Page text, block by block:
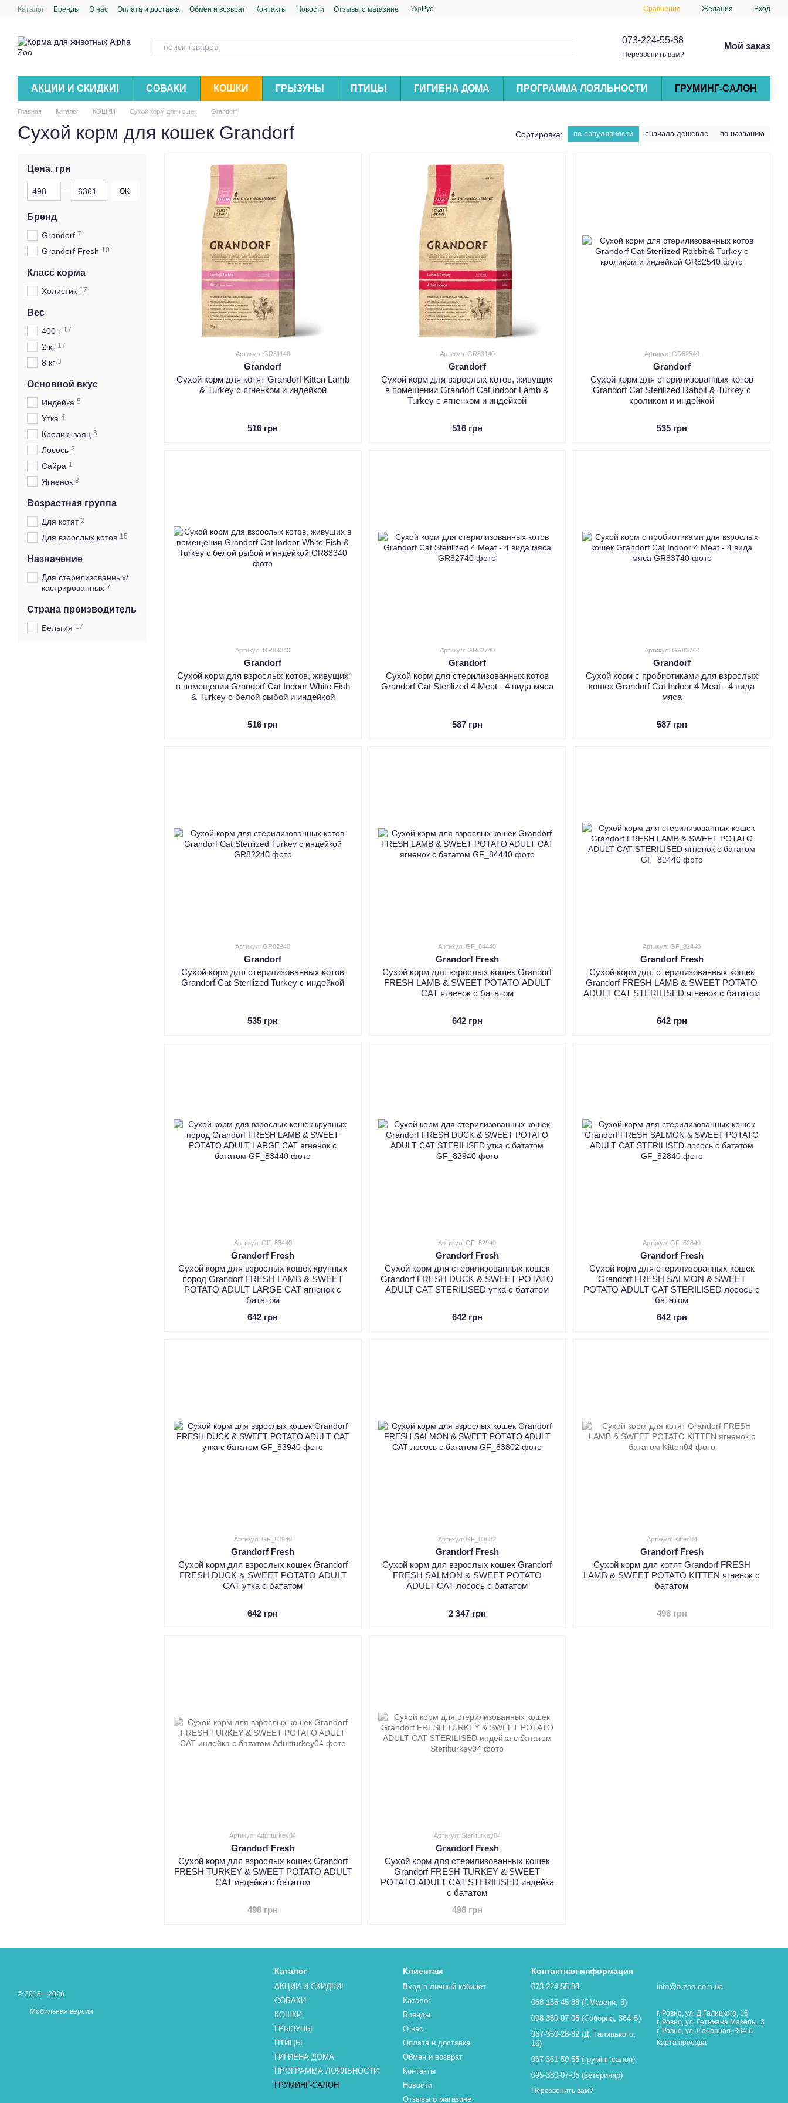
Перейти к основному контенту
Каталог Бренды О нас Оплата и доставка Обмен и возврат Контакты Новости Отзывы о магазине Укр Рус Сравнение Желания Вход
073-224-55-88
Перезвонить вам?
Мой заказ
АКЦИИ И СКИДКИ! СОБАКИ КОШКИ ГРЫЗУНЫ ПТИЦЫ ГИГИЕНА ДОМА ПРОГРАММА ЛОЯЛЬНОСТИ ГРУМИНГ-САЛОН
Главная Каталог КОШКИ Сухой корм для кошек Grandorf
Сухой корм для кошек Grandorf Сортировка: по популярности сначала дешевле по названию
Артикул: GR81140
Grandorf
Сухой корм для котят Grandorf Kitten Lamb
& Turkey с ягненком и индейкой
516 грн
Артикул: GR83140
Grandorf
Сухой корм для взрослых котов, живущих
в помещении Grandorf Cat Indoor Lamb &
Turkey с ягненком и индейкой
516 грн
Артикул: GR82540
Grandorf
Сухой корм для стерилизованных котов
Grandorf Cat Sterilized Rabbit & Turkey с
кроликом и индейкой
535 грн
Артикул: GR83340
Grandorf
Сухой корм для взрослых котов, живущих
в помещении Grandorf Cat Indoor White Fish
& Turkey с белой рыбой и индейкой
516 грн
Артикул: GR82740
Grandorf
Сухой корм для стерилизованных котов
Grandorf Cat Sterilized 4 Meat - 4 вида мяса
587 грн
Артикул: GR83740
Grandorf
Cухой корм с пробиотиками для взрослых
кошек Grandorf Cat Indoor 4 Meat - 4 вида
мяса
587 грн
Артикул: GR82240
Grandorf
Сухой корм для стерилизованных котов
Grandorf Cat Sterilized Turkey с индейкой
535 грн
Артикул: GF_84440
Grandorf Fresh
Сухой корм для взрослых кошек Grandorf
FRESH LAMB & SWEET POTATO ADULT
CAT ягненок с бататом
642 грн
Артикул: GF_82440
Grandorf Fresh
Сухой корм для стерилизованных кошек
Grandorf FRESH LAMB & SWEET POTATO
ADULT CAT STERILISED ягненок с бататом
642 грн
Артикул: GF_83440
Grandorf Fresh
Сухой корм для взрослых кошек крупных
пород Grandorf FRESH LAMB & SWEET
POTATO ADULT LARGE CAT ягненок с
бататом
642 грн
Артикул: GF_82940
Grandorf Fresh
Сухой корм для стерилизованных кошек
Grandorf FRESH DUCK & SWEET POTATO
ADULT CAT STERILISED утка с бататом
642 грн
Артикул: GF_82840
Grandorf Fresh
Сухой корм для стерилизованных кошек
Grandorf FRESH SALMON & SWEET
POTATO ADULT CAT STERILISED лосось с
бататом
642 грн
Артикул: GF_83940
Grandorf Fresh
Сухой корм для взрослых кошек Grandorf
FRESH DUCK & SWEET POTATO ADULT
CAT утка с бататом
642 грн
Артикул: GF_83802
Grandorf Fresh
Сухой корм для взрослых кошек Grandorf
FRESH SALMON & SWEET POTATO
ADULT CAT лосось с бататом
2 347 грн
Артикул: Kitten04
Grandorf Fresh
Сухой корм для котят Grandorf FRESH
LAMB & SWEET POTATO KITTEN ягненок с
бататом
498 грн
Артикул: Adultturkey04
Grandorf Fresh
Сухой корм для взрослых кошек Grandorf
FRESH TURKEY & SWEET POTATO ADULT
CAT индейка с бататом
498 грн
Артикул: Sterilturkey04
Grandorf Fresh
Сухой корм для стерилизованных кошек
Grandorf FRESH TURKEY & SWEET
POTATO ADULT CAT STERILISED индейка
с бататом
498 грн
Цена, грн
От Цена, грн
До Цена, грн OK
Бренд
Grandorf 7
Grandorf Fresh 10
Класс корма
Холистик 17
Вес
400 г 17
2 кг 17
8 кг 3
Основной вкус
Индейка 5
Утка 4
Кролик, заяц 3
Лосось 2
Сайра 1
Ягненок 8
Возрастная группа
Для котят 2
Для взрослых котов 15
Назначение
Для стерилизованных/
кастрированных 7
Страна производитель
Бельгия 17
© 2018—2026
Мобильная версия
Каталог
АКЦИИ И СКИДКИ!
СОБАКИ
КОШКИ
ГРЫЗУНЫ
ПТИЦЫ
ГИГИЕНА ДОМА
ПРОГРАММА ЛОЯЛЬНОСТИ
ГРУМИНГ-САЛОН
Клиентам
Вход в личный кабинет
Каталог
Бренды
О нас
Оплата и доставка
Обмен и возврат
Контакты
Новости
Отзывы о магазине
Контактная информация
073-224-55-88
068-155-45-88 (Г.Мазепи, 3)
098-380-07-05 (Соборна, 364-Б)
067-360-28-82 (Д. Галицького,
16)
067-361-50-55 (грумінг-салон)
095-380-07-05 (ветеринар)
Перезвонить вам?
info@a-zoo.com.ua
г. Ровно, ул. Д.Галицкого, 16
г. Ровно, ул. Гетьмана Мазепы, 3
г. Ровно, ул. Соборная, 364-б
Карта проезда